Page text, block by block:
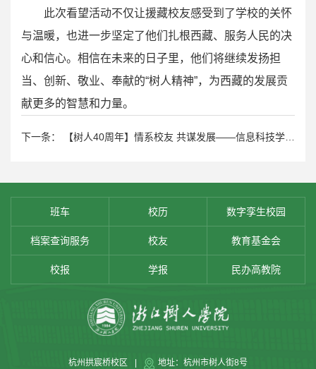
此次看望活动不仅让援藏校友感受到了学校的关怀
与温暖，也进一步坚定了他们扎根西藏、服务人民的决
心和信心。相信在未来的日子里，他们将继续发扬担
当、创新、敬业、奉献的“树人精神”，为西藏的发展贡
献更多的智慧和力量。
班车 校历 数字孪生校园
档案查询服务 校友 教育基金会
校报 学报 民办高教院
杭州拱宸桥校区 地址：杭州市树人街8号